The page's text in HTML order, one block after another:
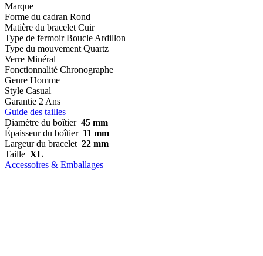
Marque
Forme du cadran Rond
Matière du bracelet Cuir
Type de fermoir Boucle Ardillon
Type du mouvement Quartz
Verre Minéral
Fonctionnalité Chronographe
Genre Homme
Style Casual
Garantie 2 Ans
Guide des tailles
Diamètre du boîtier 45 mm
Épaisseur du boîtier 11 mm
Largeur du bracelet 22 mm
Taille XL
Accessoires & Emballages